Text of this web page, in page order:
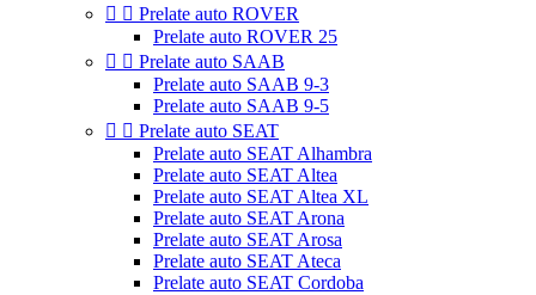
  Prelate auto ROVER
Prelate auto ROVER 25
  Prelate auto SAAB
Prelate auto SAAB 9-3
Prelate auto SAAB 9-5
  Prelate auto SEAT
Prelate auto SEAT Alhambra
Prelate auto SEAT Altea
Prelate auto SEAT Altea XL
Prelate auto SEAT Arona
Prelate auto SEAT Arosa
Prelate auto SEAT Ateca
Prelate auto SEAT Cordoba